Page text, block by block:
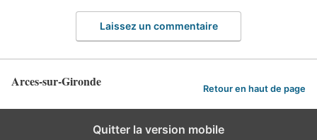
Laissez un commentaire
Arces-sur-Gironde Retour en haut de page
Quitter la version mobile